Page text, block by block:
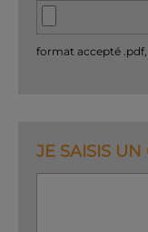
format accepté .pdf,
JE SAISIS